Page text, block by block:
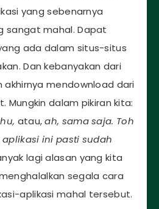
yang sebenarnya
sangat mahal. Dapat
ada dalam situs-situs
Dan kebanyakan dari
mendownload dari
Mungkin dalam pikiran kita:
atau,ah, sama saja. Toh
ini pasti sudah
lagi alasan yang kita
segala cara
aplikasi mahal tersebut.